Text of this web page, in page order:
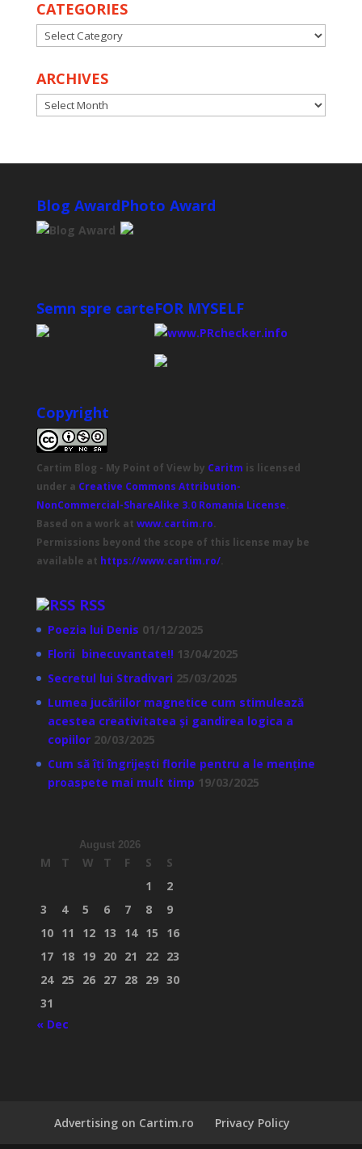
CATEGORIES
CATEGORIES
ARCHIVES
ARCHIVES
Blog AwardPhoto Award
Semn spre carteFOR MYSELF
Copyright
Cartim Blog - My Point of Viewby Caritm is licensed
under a Creative Commons Attribution-
NonCommercial-ShareAlike 3.0 Romania License.
Based on a work at www.cartim.ro.
Permissions beyond the scope of this license may be
available at https://www.cartim.ro/.
RSS
Poezia lui Denis 01/12/2025
Florii binecuvantate!! 13/04/2025
Secretul lui Stradivari 25/03/2025
Lumea jucăriilor magnetice cum stimulează
acestea creativitatea și gandirea logica a
copiilor 20/03/2025
Cum să îți îngrijești florile pentru a le menține
proaspete mai mult timp 19/03/2025
August 2026
M T W T F S
S
1
2
3
4 5 6 7 8
9
10 11 12 13 14 15
16
17 18 19 20 21 22 23
24 25 26 27 28 29 30
31
« Dec
Advertising on Cartim.ro Privacy Policy